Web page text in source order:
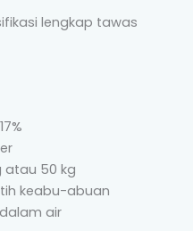
lengkap tawas
atau 50 kg
keabu-abuan
air